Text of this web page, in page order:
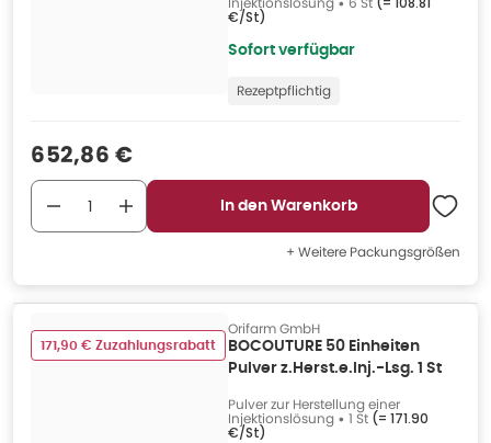
€/St)
Sofort verfügbar
Rezeptpflichtig
Verkaufspreis
652,86 €
In den Warenkorb
+ Weitere Packungsgrößen
171,90 € Zuzahlungsrabatt
Orifarm GmbH
BOCOUTURE 50 Einheiten
Pulver z.Herst.e.Inj.-Lsg. 1 St
Pulver zur Herstellung einer
Injektionslösung • 1 St (= 171.90
€/St)